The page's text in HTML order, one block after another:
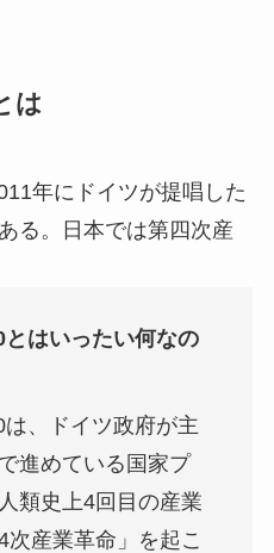
は
年にドイツが提唱した
る。日本では第四次産
はいったい何なの
、ドイツ政府が主
進めている国家プ
類史上4回目の産業
産業革命」を起こ